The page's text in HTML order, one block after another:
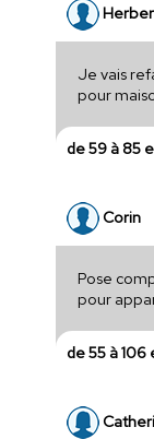
Je vais
pour
de 59 à 85
Corin
Pose
pour
de 55 à 106